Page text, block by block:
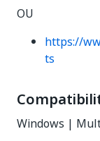
OU
https://
ts
Windows |